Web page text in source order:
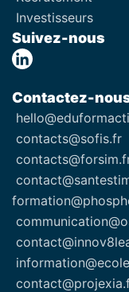
Investisseurs
Suivez-nous
Contactez-
contacts@sofis.fr